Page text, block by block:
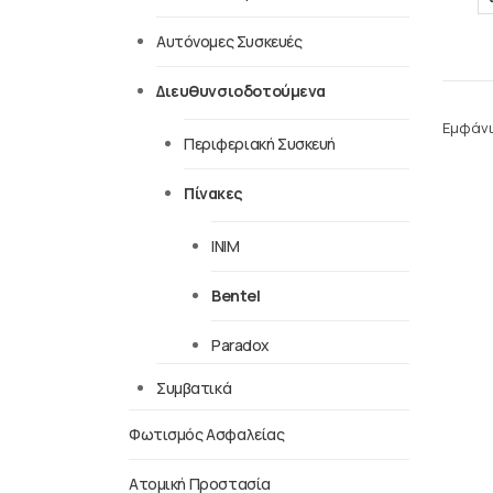
Αυτόνομες Συσκευές
Διευθυνσιοδοτούμενα
Περιφεριακή Συσκευή
Πίνακες
INIM
Bentel
Paradox
Συμβατικά
Φωτισμός Ασφαλείας
Ατομική Προστασία